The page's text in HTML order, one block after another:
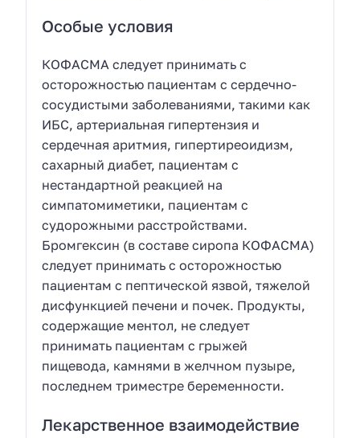
Особые условия
КОФАСМА следует принимать с
осторожностью пациентам с сердечно-
сосудистыми заболеваниями, такими как
ИБС, артериальная гипертензия и
сердечная аритмия, гипертиреоидизм,
сахарный диабет, пациентам с
нестандартной реакцией на
симпатомиметики, пациентам с
судорожными расстройствами.
Бромгексин (в составе сиропа КОФАСМА)
следует принимать с осторожностью
пациентам с пептической язвой, тяжелой
дисфункцией печени и почек. Продукты,
содержащие ментол, не следует
принимать пациентам с грыжей
пищевода, камнями в желчном пузыре,
последнем триместре беременности.
Лекарственное взаимодействие